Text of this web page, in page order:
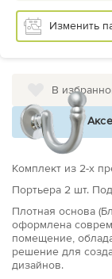
Изменить
В
Комплект из 2-х
Портьера 2 шт.
Плотная основа
оформлена
помещение,
решение для
дизайнов.